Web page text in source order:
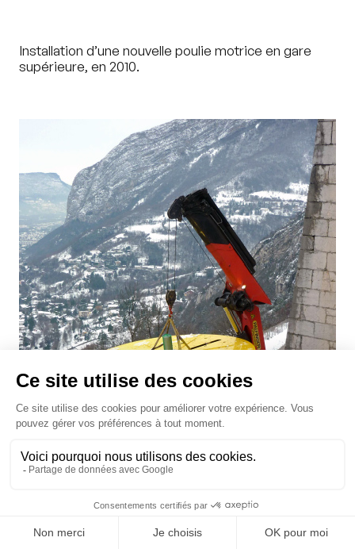
Installation d’une nouvelle poulie motrice en gare
supérieure, en 2010.